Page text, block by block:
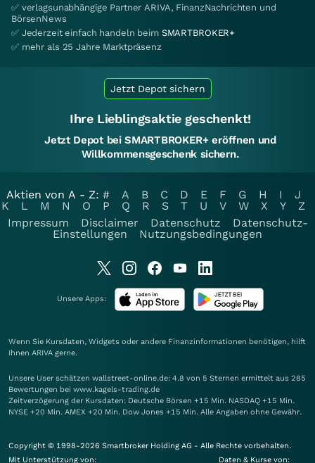
✅ verlagsunabhängige Partner ARIVA, FinanzNachrichten und
BörsenNews
✅ Jederzeit einfach handeln beim SMARTBROKER+
✅ mehr als 25 Jahre Marktpräsenz
Jetzt Depot sichern
Ihre Lieblingsaktie geschenkt!
Jetzt Depot bei SMARTBROKER+ eröffnen und
Willkommensgeschenk sichern.
Aktien von A - Z: # A B C D E F G H I
J
K
L M N O P Q R S T U V W X Y
Z
Impressum
Disclaimer Datenschutz
Datenschutz-
Einstellungen
Nutzungsbedingungen
Unsere Apps:
Wenn Sie Kursdaten, Widgets oder andere Finanzinformationen benötigen, hilft
Ihnen ARIVA gerne.
Unsere User schätzen wallstreet-online.de: 4.8 von 5 Sternen ermittelt aus 285
Bewertungen bei www.kagels-trading.de
Zeitverzögerung der Kursdaten: Deutsche Börsen +15 Min. NASDAQ +15 Min.
NYSE +20 Min. AMEX +20 Min. Dow Jones +15 Min. Alle Angaben ohne Gewähr.
Copyright © 1998-2026 Smartbroker Holding AG - Alle Rechte vorbehalten.
Mit Unterstützung von:
Daten & Kurse von: